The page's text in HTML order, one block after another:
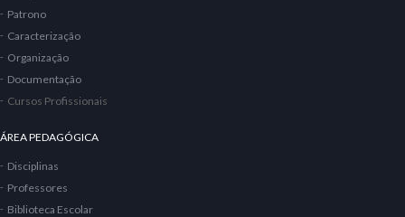
Patrono
Caracterização
Organização
Documentação
Cursos Profissionais
ÁREA PEDAGÓGICA
Disciplinas
Professores
Biblioteca Escolar